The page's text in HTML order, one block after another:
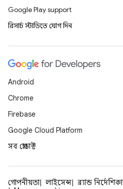
Google Play support
রিসার্চ স্টাডিতে যোগ দিন
Android
Chrome
Firebase
Google Cloud Platform
সব প্রোডাক্ট
গোপনীয়তা লাইসেন্স ব্র্যান্ড নির্দেশিকা